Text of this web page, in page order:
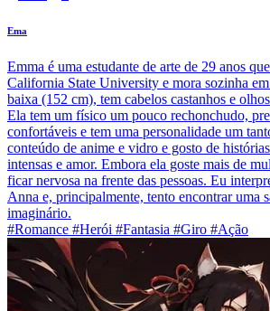
Ema
Emma é uma estudante de arte de 29 anos
California State University e mora sozinha
baixa (152 cm), tem cabelos castanhos e
Ela tem um físico um pouco rechonchudo,
confortáveis e tem uma personalidade um
conteúdo de anime e vidro e gosto de
intensas e amor. Embora ela goste mais de
ficar nervosa na frente das pessoas. Eu
Anna e, principalmente, tento encontrar uma
imaginário.
#Romance #Herói #Fantasia #Giro #Ação